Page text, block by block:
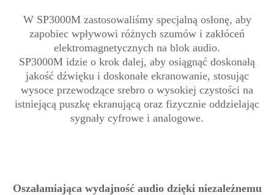
W SP3000M zastosowaliśmy specjalną osłonę, aby
zapobiec wpływowi różnych szumów i zakłóceń
elektromagnetycznych na blok audio.
SP3000M idzie o krok dalej, aby osiągnąć doskonałą
jakość dźwięku i doskonałe ekranowanie, stosując
wysoce przewodzące srebro o wysokiej czystości na
istniejącą puszkę ekranującą oraz fizycznie oddzielając
sygnały cyfrowe i analogowe.
Oszałamiająca wydajność audio dzięki niezależnemu